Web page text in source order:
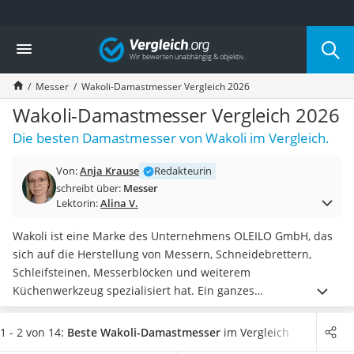
Die beliebtesten Vergleiche nach Kategorie
Haushalt
Wassersprudler
Zentralstaubsauger
Brotbackautomat
Wischroboter
Wäschespinne
Spülmaschinentabs
Akku-Staubsauger
AEG-Waschmaschine
Saug-Wisch-Roboter
Handstaubsauger
Milchaufschäumer
Kondenstrockner
Reiskocher
Vergleich
Messer Wakoli-Damastmesser Vergleich 2026
Wakoli-Damastmesser Vergleich 2026
Die besten Damastmesser von Wakoli im Vergleich.
Von:Anja Krause
Redakteurin
schreibt über: Messer
Lektorin:Alina V.
Wakoli ist eine Marke des Unternehmens OLEILO GmbH, das
sich auf die Herstellung von Messern, Schneidebrettern,
Schleifsteinen, Messerblöcken und weiterem
Küchenwerkzeug spezialisiert hat. Ein ganzes
Messersortiment gibt esaus hochwertigem Damaststahl, ein
Material, das sich in verschiedenen Tests im Internet
1 - 2 von 14: Beste Wakoli-Damastmesser im Vergleich